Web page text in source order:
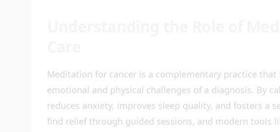
Meditation for cancer is a complementary practice
emotional and physical challenges of a diagnosis. By
reduces anxiety, improves sleep quality, and fosters a
find relief through guided sessions, and modern tools